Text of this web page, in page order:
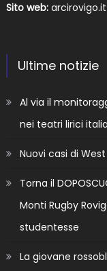
Sito web: arcirovigo.it
Ultime notizie
Al via il
nei teatri lirici
Nuovi casi di
Torna il
Monti Rugby
studentesse
La giovane